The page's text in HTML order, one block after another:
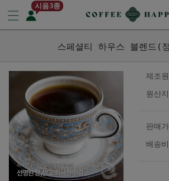
시음3종
스페셜티 하우스 블렌드(
제조원
원산지
판매가
배송비